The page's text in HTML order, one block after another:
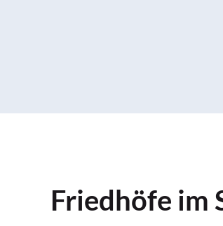
Friedhöfe im